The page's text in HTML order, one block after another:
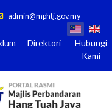
admin@mphtj.gov.my
Direktori
Hubungi
Kami